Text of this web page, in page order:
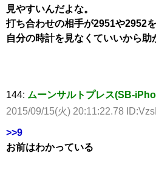
見やすいんだよな。
打ち合わせの相手が2951や2952
自分の時計を見なくていいから助
144: ムーンサルトプレス(SB-
2015/09/15(火) 20:11:22.78
>>9
お前はわかっている